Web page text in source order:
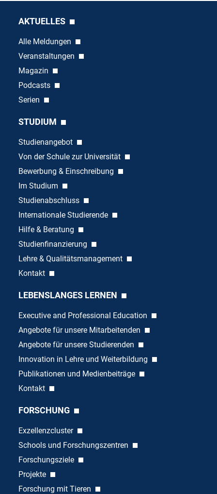
AKTUELLES
Alle Meldungen
Veranstaltungen
Magazin
Podcasts
Serien
STUDIUM
Studienangebot
Von der Schule zur Universität
Bewerbung & Einschreibung
Im Studium
Studienabschluss
Internationale Studierende
Hilfe & Beratung
Studienfinanzierung
Lehre & Qualitätsmanagement
Kontakt
LEBENSLANGES LERNEN
Executive and Professional Education
Angebote für unsere Mitarbeitenden
Angebote für unsere Studierenden
Innovation in Lehre und Weiterbildung
Publikationen und Medienbeiträge
Kontakt
FORSCHUNG
Exzellenzcluster
Schools und Forschungszentren
Forschungsziele
Projekte
Forschung mit Tieren